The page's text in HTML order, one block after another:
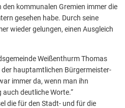
den kommunalen Gremien immer die
gesehen habe. Durch seine
wieder gelungen, einen Ausgleich
Weißenthurm Thomas
hauptamtlichen Bürgermeister-
immer da, wenn man ihn
deutliche Worte.“
die für den Stadt- und für die